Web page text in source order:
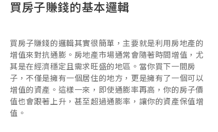
買房子賺錢的基本邏輯
買房子賺錢的邏輯其實很簡單，主要就是利用房地產的
增值來對抗通膨。房地產市場通常會隨著時間增值，尤
其是在經濟穩定且需求旺盛的地區。當你買下一間房
子，不僅是擁有一個居住的地方，更是擁有了一個可以
增值的資產。這樣一來，即使通膨率再高，你的房子價
值也會跟著上升，甚至超過通膨率，讓你的資產保值增
值。